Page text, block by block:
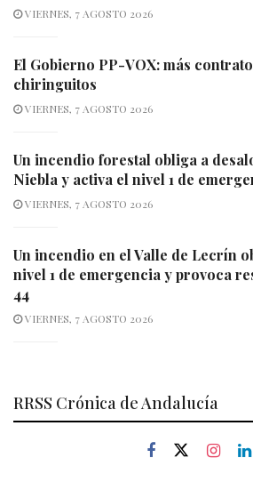
VIERNES, 7 AGOSTO 2026
El Gobierno PP-VOX: más
chiringuitos
VIERNES, 7 AGOSTO 2026
Un incendio forestal obliga a
Niebla y activa el nivel 1 de
VIERNES, 7 AGOSTO 2026
Un incendio en el Valle de Lecrín
nivel 1 de emergencia y provoca
44
VIERNES, 7 AGOSTO 2026
RRSS Crónica de Andalucía